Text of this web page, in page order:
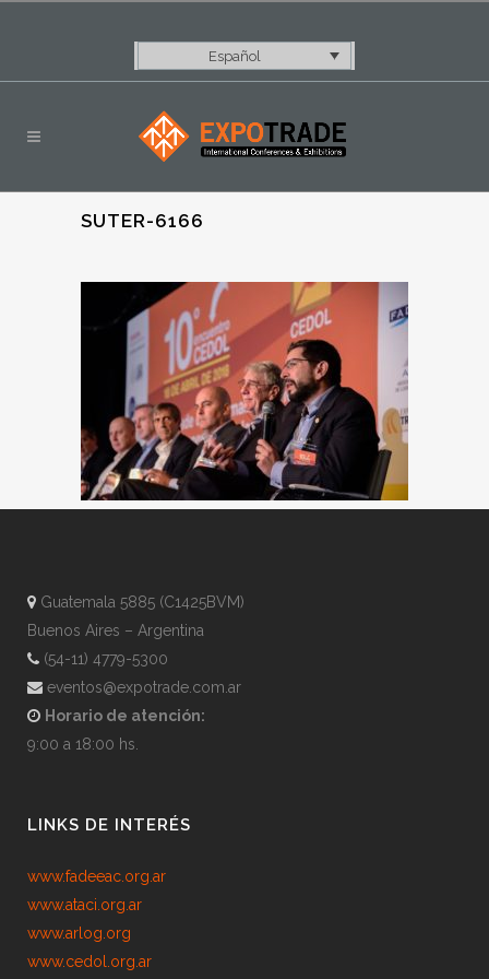
Español
SUTER-6166
Guatemala 5885 (C1425BVM)
Buenos Aires – Argentina
(54-11) 4779-5300
eventos@expotrade.com.ar
Horario de atención:
9:00 a 18:00 hs.
LINKS DE INTERÉS
www.fadeeac.org.ar
www.ataci.org.ar
www.arlog.org
www.cedol.org.ar